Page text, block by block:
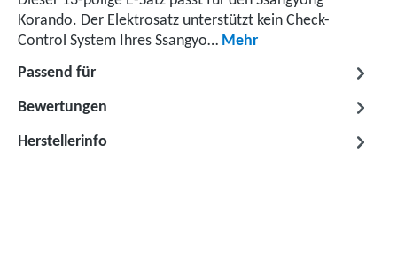
Korando. Der Elektrosatz unterstützt kein Check-
Control System Ihres Ssangyo… Mehr
Passend für
Bewertungen
Herstellerinfo